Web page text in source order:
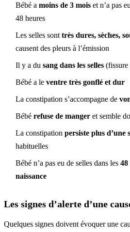
Bébé a moins de 3 mois et n’a pas
48 heures
Les selles sont très dures, sèches,
causent des pleurs à l’émission
Il y a du sang dans les selles (fissure
Bébé a le ventre très gonflé et dur
La constipation s’accompagne de
Bébé refuse de manger et semble
La constipation persiste plus d’une
habituelles
Bébé n’a pas eu de selles dans les 48
naissance
Les signes d’alerte d’une
Quelques signes doivent évoquer une